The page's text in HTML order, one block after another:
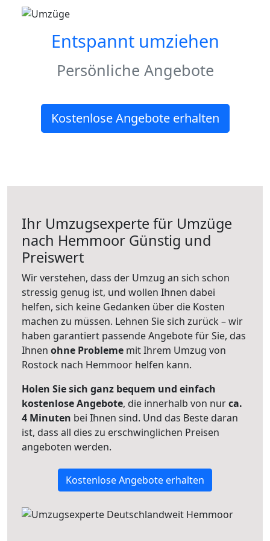
Entspannt umziehen
Persönliche Angebote
Kostenlose Angebote erhalten
Ihr Umzugsexperte für Umzüge
nach Hemmoor Günstig und
Preiswert
Wir verstehen, dass der Umzug an sich schon
stressig genug ist, und wollen Ihnen dabei
helfen, sich keine Gedanken über die Kosten
machen zu müssen. Lehnen Sie sich zurück – wir
haben garantiert passende Angebote für Sie, das
Ihnen ohne Probleme mit Ihrem Umzug von
Rostock nach Hemmoor helfen kann.
Holen Sie sich ganz bequem und einfach
kostenlose Angebote, die innerhalb von nurca.
4 Minuten bei Ihnen sind. Und das Beste daran
ist, dass all dies zu erschwinglichen Preisen
angeboten werden.
Kostenlose Angebote erhalten